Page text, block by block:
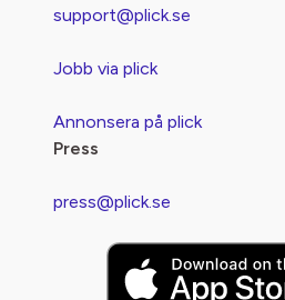
support@plick.se
Jobb via plick
Annonsera på plick
Press
press@plick.se